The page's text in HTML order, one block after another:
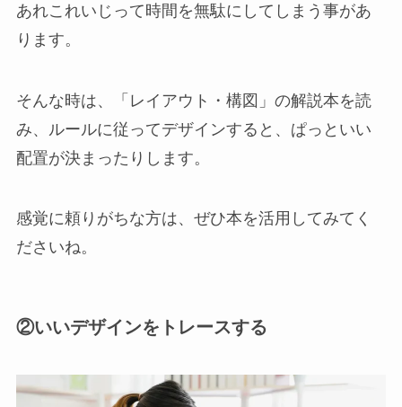
あれこれいじって時間を無駄にしてしまう事があ
ります。
そんな時は、「レイアウト・構図」の解説本を読
み、ルールに従ってデザインすると、ぱっといい
配置が決まったりします。
感覚に頼りがちな方は、ぜひ本を活用してみてく
ださいね。
②いいデザインをトレースする